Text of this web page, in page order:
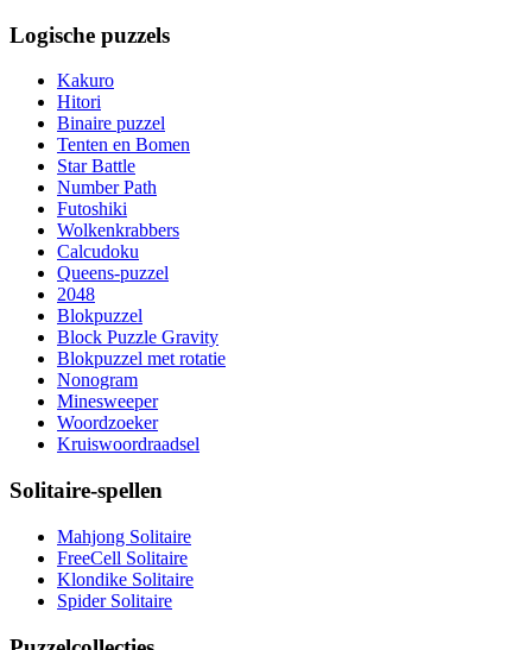
Logische puzzels
Kakuro
Hitori
Binaire puzzel
Tenten en Bomen
Star Battle
Number Path
Futoshiki
Wolkenkrabbers
Calcudoku
Queens-puzzel
2048
Blokpuzzel
Block Puzzle Gravity
Blokpuzzel met rotatie
Nonogram
Minesweeper
Woordzoeker
Kruiswoordraadsel
Solitaire-spellen
Mahjong Solitaire
FreeCell Solitaire
Klondike Solitaire
Spider Solitaire